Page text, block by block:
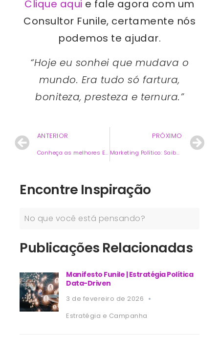
Clique aqui e fale agora com um
Consultor Funile, certamente nós
podemos te ajudar.
“Hoje eu sonhei que mudava o
mundo. Era tudo só fartura,
boniteza, presteza e ternura.”
ANTERIOR
Conheça as melhores Estratégias de Data Driven Marketing
PRÓXIMO
Marketing Político: Saiba como Eleger bons Políticos
Encontre Inspiração
Publicações Relacionadas
Manifesto Funile | Estratégia Política
Data-Driven
3 de fevereiro de 2026
Estratégia e Campanha